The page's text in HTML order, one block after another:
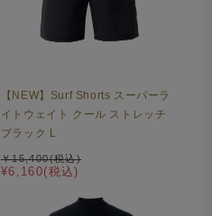
【NEW】Surf Shorts スーパーラ
イトウェイト クール ストレッチ
ブラック L
¥6,160(税込)
￥15,400(税込)